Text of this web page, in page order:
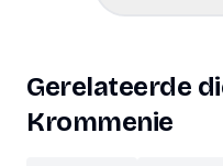
Gerelateerde
Krommenie